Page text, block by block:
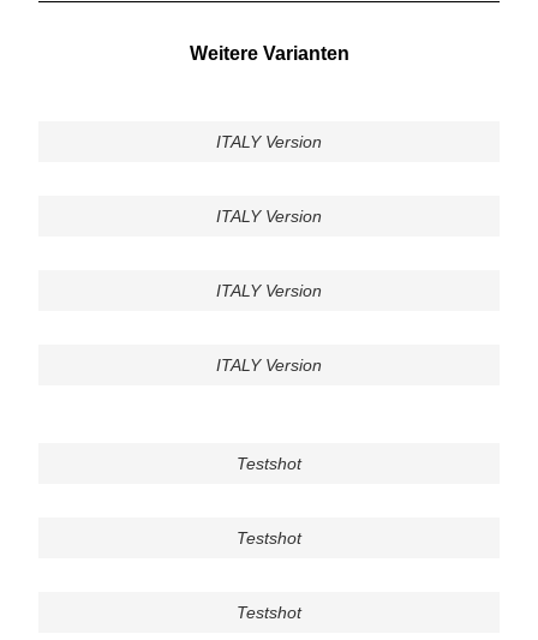
Weitere Varianten
ITALY Version
ITALY Version
ITALY Version
ITALY Version
Testshot
Testshot
Testshot